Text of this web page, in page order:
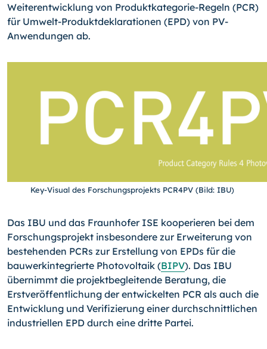
Weiterentwicklung von Produktkategorie-Regeln (PCR)
für Umwelt-Produktdeklarationen (EPD) von PV-
Anwendungen ab.
Key-Visual des Forschungsprojekts PCR4PV (Bild: IBU)
Das IBU und das Fraunhofer ISE kooperieren bei dem
Forschungsprojekt insbesondere zur Erweiterung von
bestehenden PCRs zur Erstellung von EPDs für die
bauwerkintegrierte Photovoltaik (BIPV). Das IBU
übernimmt die projektbegleitende Beratung, die
Erstveröffentlichung der entwickelten PCR als auch die
Entwicklung und Verifizierung einer durchschnittlichen
industriellen EPD durch eine dritte Partei.